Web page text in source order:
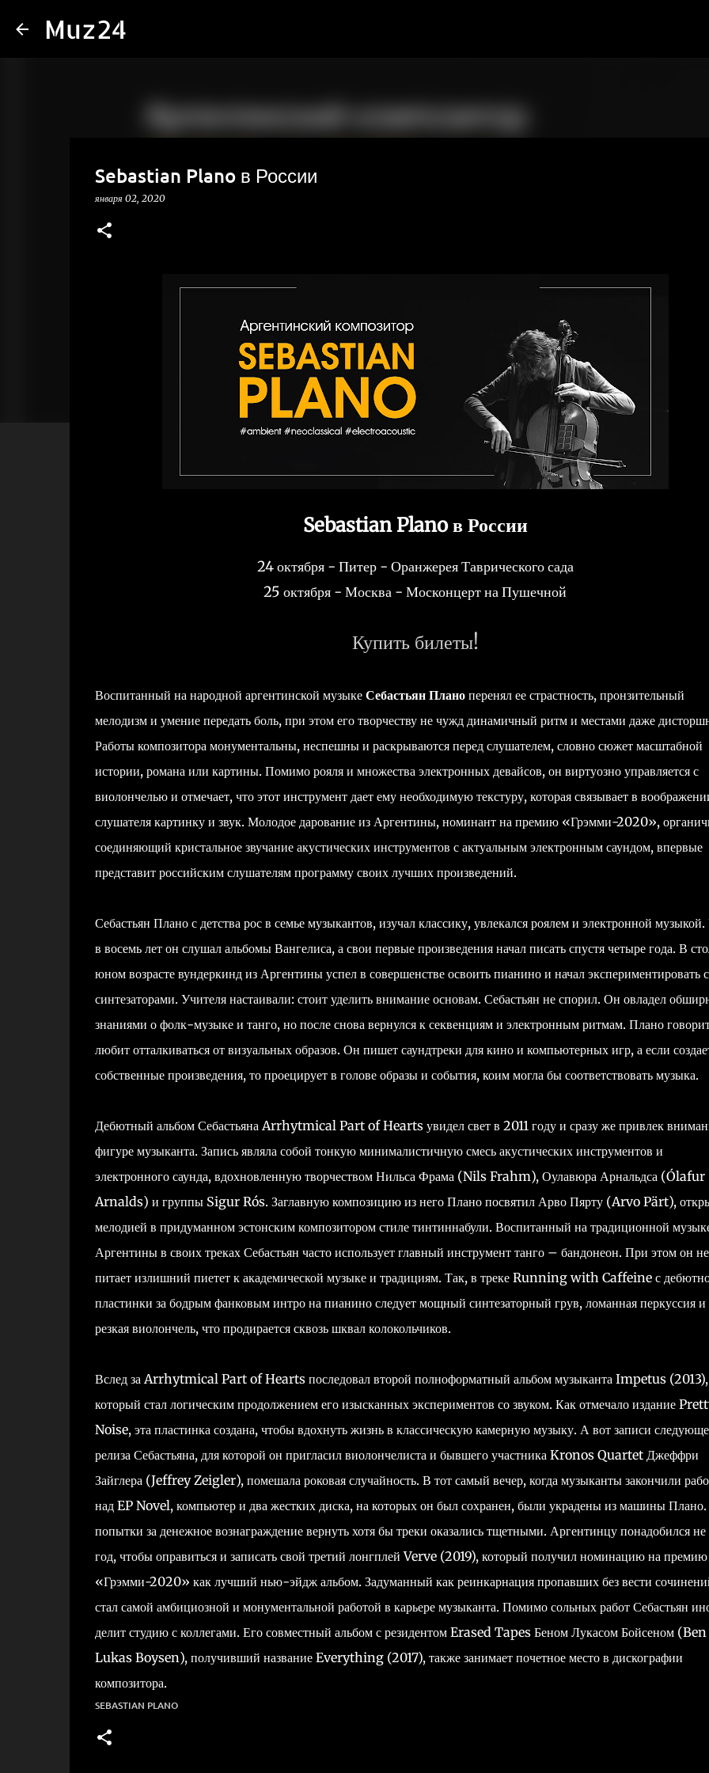
Muz24
Sebastian Plano в России
января 02, 2020
Sebastian Plano в России
24 октября - Питер - Оранжерея Таврического сада
25 октября - Москва - Москонцерт на Пушечной
Купить билеты!
Воспитанный на народной аргентинской музыке Себастьян Планоперенял ее страстность, пронзительный
мелодизм и умение передать боль, при этом его творчеству не чужд динамичный ритм и местами даже
Работы композитора монументальны, неспешны и раскрываются перед слушателем, словно сюжет масштабной
истории, романа или картины. Помимо рояля и множества электронных девайсов, он виртуозно управляется с
виолончелью и отмечает, что этот инструмент дает ему необходимую текстуру, которая связывает в
слушателя картинку и звук. Молодое дарование из Аргентины, номинант на премию «Грэмми-2020»,
соединяющий кристальное звучание акустических инструментов с актуальным электронным саундом, впервые
представит российским слушателям программу своих лучших произведений.
Себастьян Плано с детства рос в семье музыкантов, изучал классику, увлекался роялем и электронной
в восемь лет он слушал альбомы Вангелиса, а свои первые произведения начал писать спустя четыре года. В
юном возрасте вундеркинд из Аргентины успел в совершенстве освоить пианино и начал экспериментировать с
синтезаторами. Учителя настаивали: стоит уделить внимание основам. Себастьян не спорил. Он овладел
знаниями о фолк-музыке и танго, но после снова вернулся к секвенциям и электронным ритмам. Плано
любит отталкиваться от визуальных образов. Он пишет саундтреки для кино и компьютерных игр, а если
собственные произведения, то проецирует в голове образы и события, коим могла бы соответствовать музыка.
Дебютный альбом Себастьяна Arrhytmical Part of Hearts увидел свет в 2011 году и сразу же привлек
фигуре музыканта. Запись являла собой тонкую минималистичную смесь акустических инструментов и
электронного саунда, вдохновленную творчеством Нильса Фрама (Nils Frahm), Оулавюра Арнальдса (Ólafur
Arnalds) и группы Sigur Rós. Заглавную композицию из него Плано посвятил Арво Пярту (Arvo Pärt),
мелодией в придуманном эстонским композитором стиле тинтиннабули. Воспитанный на традиционной
Аргентины в своих треках Себастьян часто использует главный инструмент танго – бандонеон. При этом он не
питает излишний пиетет к академической музыке и традициям. Так, в треке Running with Caffeine с
пластинки за бодрым фанковым интро на пианино следует мощный синтезаторный грув, ломанная перкуссия и
резкая виолончель, что продирается сквозь шквал колокольчиков.
Вслед за Arrhytmical Part of Hearts последовал второй полноформатный альбом музыканта Impetus (2013),
который стал логическим продолжением его изысканных экспериментов со звуком. Как отмечало издание
Noise, эта пластинка создана, чтобы вдохнуть жизнь в классическую камерную музыку. А вот записи
релиза Себастьяна, для которой он пригласил виолончелиста и бывшего участника Kronos Quartet Джеффри
Зайглера (Jeffrey Zeigler), помешала роковая случайность. В тот самый вечер, когда музыканты закончили
над EP Novel, компьютер и два жестких диска, на которых он был сохранен, были украдены из машины
попытки за денежное вознаграждение вернуть хотя бы треки оказались тщетными. Аргентинцу понадобился
год, чтобы оправиться и записать свой третий лонгплей Verve (2019), который получил номинацию на премию
«Грэмми-2020» как лучший нью-эйдж альбом. Задуманный как реинкарнация пропавших без вести
стал самой амбициозной и монументальной работой в карьере музыканта. Помимо сольных работ Себастьян
делит студию с коллегами. Его совместный альбом с резидентом Erased Tapes Беном Лукасом Бойсеном (Ben
Lukas Boysen), получивший название Everything (2017), также занимает почетное место в дискографии
композитора.
SEBASTIAN PLANO